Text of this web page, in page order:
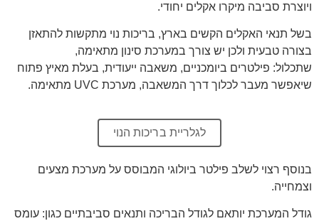
ויוצרת סביבה מיקרו אקלים יחודי.
בשל תנאי האקלים הקשים בארץ, בריכות נוי מתקשות להתאזן
בצורה טבעית ולכן יש צורך במערכת סינון מתאימה,
שתכלול: פילטרים ביומכניים, משאבה ייעודית, בעלת מאיץ פתוח
שיאפשר מעבר לכלוך דרך המשאבה, מערכת UVC מתאימה.
לגלריית בריכות הנוי
בנוסף רצוי לשלב פילטר ביולוגי המבוסס על מערכת מצעים
וצמחייה.
גודל המערכת יותאם לגודל הבריכה ותנאים סביבתיים כגון: עומס